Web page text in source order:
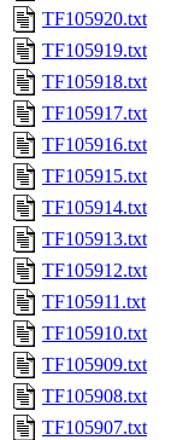
TF105920.txt
TF105919.txt
TF105918.txt
TF105917.txt
TF105916.txt
TF105915.txt
TF105914.txt
TF105913.txt
TF105912.txt
TF105911.txt
TF105910.txt
TF105909.txt
TF105908.txt
TF105907.txt